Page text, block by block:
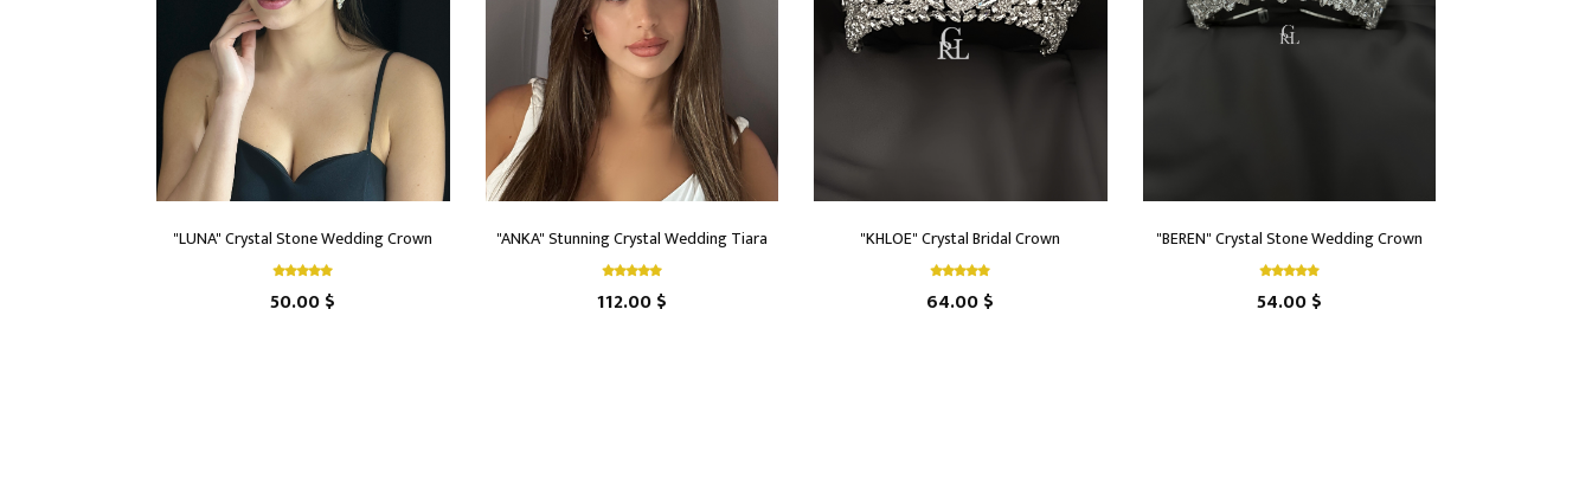
"LUNA" Crystal Stone Wedding Crown
50.00 $
"ANKA" Stunning Crystal Wedding Tiara
112.00 $
"KHLOE" Crystal Bridal Crown
64.00 $
"BEREN" Crystal Stone Wedding Crown
54.00 $